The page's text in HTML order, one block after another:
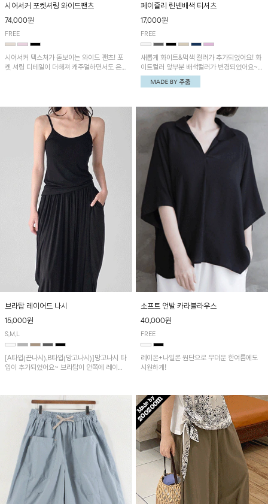
시어서커 포켓셔링 와이드팬츠
74,000원
FREE
시어서커 텍스처가 돋보이는 와이드 팬츠! 포
켓 셔링 디테일이 더해져 캐주얼하면서도 은은
아이템으로 활용하기 좋아요~
페이즐리 린넨배색 티셔츠
17,000원
FREE
새롭게 화이트&먹색 컬러가 추가되었어요! 화
이트컬러 앞부분 배색컬러가 변경되었어요~
중앙 린넨배색으로 유니크하면서 페이즐리 패
턴으로 감각적인 분위기를 연출이 가능한 티셔
브라탑 레이어드 나시
15,000원
S,M,L
[A타입(끈나시),B타입(망고나시)]망고나시 타
입이 추가되었어요~ 브라탑이 안쪽에 레이어
소프트 언발 카라블라우스
40,000원
FREE
레이온+나일론 원단으로 무더운 한여름에도
시원하게!